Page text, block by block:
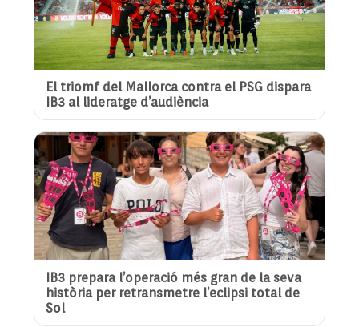
El triomf del Mallorca contra el PSG dispara
IB3 al lideratge d’audiència
IB3 prepara l’operació més gran de la seva
història per retransmetre l’eclipsi total de
Sol